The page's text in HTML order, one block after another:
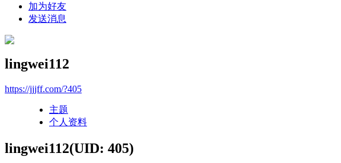
加为好友
发送消息
lingwei112
https://jjjff.com/?405
主题
个人资料
lingwei112(UID: 405)